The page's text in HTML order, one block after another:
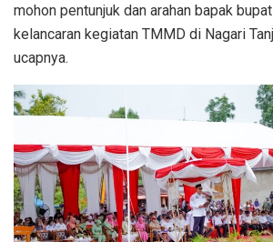
mohon pentunjuk dan arahan bapak
kelancaran kegiatan TMMD di Nagari
ucapnya.